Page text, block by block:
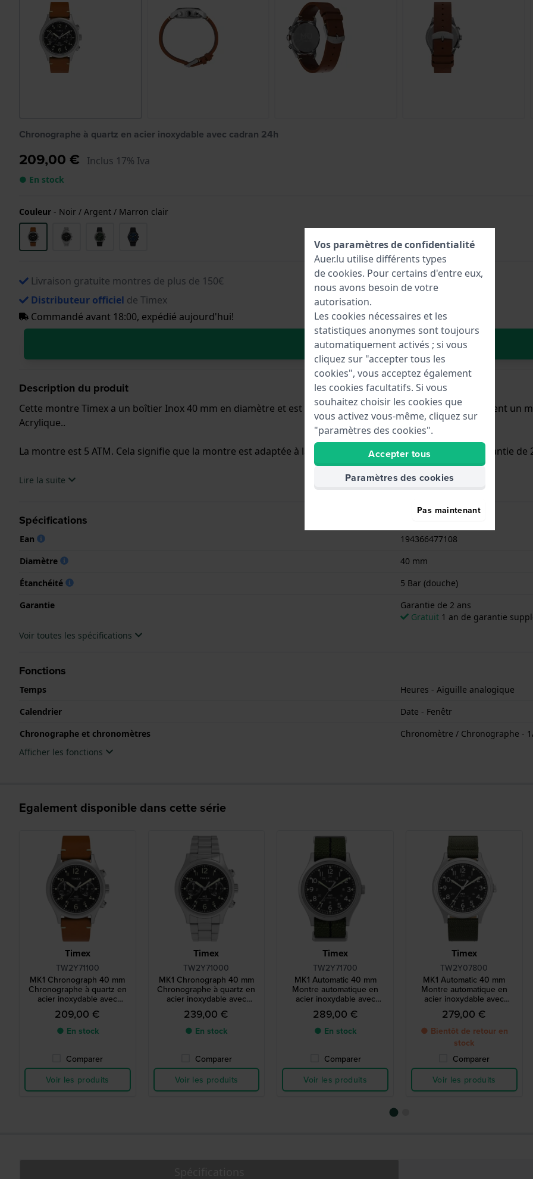
Chronographe à quartz en acier inoxydable avec cadran 24h
209,00 € Inclus 17% Iva
● En stock
Couleur - Noir / Argent / Marron clair
Livraison gratuite montres de plus de 150€
Distributeur officiel de Timex
Commandé avant 18:00, expédié aujourd'hui!
Dans le Panier
Description du produit
Cette montre Timex a un boîtier Inox 40 mm en diamètre et est équipée d'un bracelet cuir. Le boîtier contient un
Acrylique..
La montre est 5 ATM. Cela signifie que la montre est adaptée à la douche. La montre est livrée avec la Garantie de
.Lire la suite
Spécifications
Ean
194366477108
Diamètre
40 mm
Étanchéité
5 Bar (douche)
Garantie
Garantie de 2 ans
Gratuit 1 an de garantie
Voir toutes les spécifications
Fonctions
Temps
Heures - Aiguille analogique
Calendrier
Date - Fenêtr
Chronographe et chronomètres
Chronomètre / Chronographe -
Afficher les fonctions
Egalement disponible dans cette série
Timex
TW2Y71100
MK1 Chronograph 40 mm
Chronographe à quartz en
acier inoxydable avec
cadran 24h
209,00 €
● En stock
Comparer
Voir les produits
Timex
TW2Y71000
MK1 Chronograph 40 mm
Chronographe à quartz en
acier inoxydable avec
cadran 24h
239,00 €
● En stock
Comparer
Voir les produits
Timex
TW2Y71700
MK1 Automatic 40 mm
Montre automatique en
acier inoxydable avec
bracelet NATO
289,00 €
● En stock
Comparer
Voir les produits
Timex
TW2Y07800
MK1 Automatic 40 mm
Montre automatique en
acier inoxydable avec
bracelet en cuir et textile
279,00 €
● Bientôt de retour en
stock
Comparer
Voir les produits
Vos paramètres de confidentialité
Auer.lu utilise différents types
de cookies. Pour certains d'entre eux,
nous avons besoin de votre
autorisation.
Les cookies nécessaires et les
statistiques anonymes sont toujours
automatiquement activés ; si vous
cliquez sur "accepter tous les
cookies", vous acceptez également
les cookies facultatifs. Si vous
souhaitez choisir les cookies que
vous activez vous-même, cliquez sur
"paramètres des cookies".
Accepter tous
Paramètres des cookies
Pas maintenant